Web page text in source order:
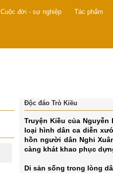
Cuộc đời - sự nghiệp Tác phẩm
Độc đáo Trò Kiều
Truyện Kiều của
loại hình dân ca diễn
hồn người dân Nghi
càng khát khao phục
Di sản sống trong lòng